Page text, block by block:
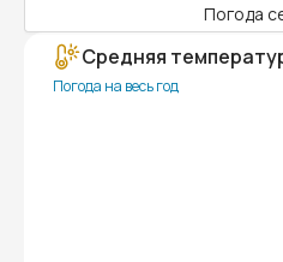
Погода
Средняя
Погода на весь год